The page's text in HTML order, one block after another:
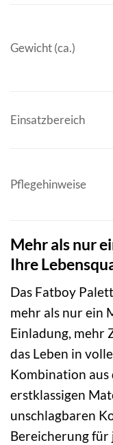
Gewicht (ca.)
Einsatzbereich
Pflegehinweise
Mehr als nur
Ihre
Das Fatboy
mehr als nur ein
Einladung, mehr
das Leben in
Kombination aus
erstklassigen
unschlagbaren
Bereicherung für